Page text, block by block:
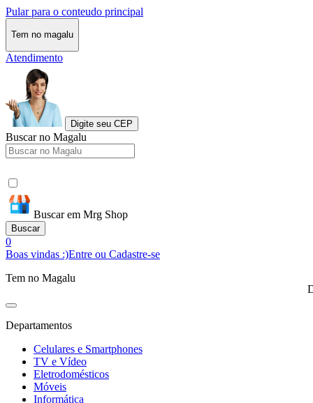
Pular para o conteudo principal
Tem no magalu
Atendimento
Digite seu CEP
Buscar no Magalu
Buscar em Mrg Shop
Buscar
0
Boas vindas :)Entre ou Cadastre-se
Tem no Magalu
Departamentos
Celulares e Smartphones
TV e Vídeo
Eletrodomésticos
Móveis
Informática